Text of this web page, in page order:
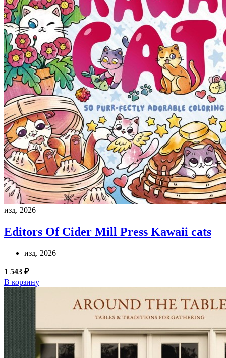
изд. 2026
Editors Of Cider Mill Press Kawaii cats
изд. 2026
1 543 ₽
В корзину